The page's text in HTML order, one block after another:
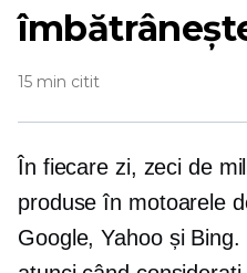
15 min citit
În fiecare zi, zeci de
produse în motoarele
Google, Yahoo și